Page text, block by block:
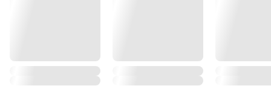
ได้มีใครทั้งนั้น ไม่มีใครดีกับฟ้าอย่างจริงใจสักคนรวมถึงคุณด้วย ออกไป
ให้พ้น อย่ามาทำร้ายกันอีก”